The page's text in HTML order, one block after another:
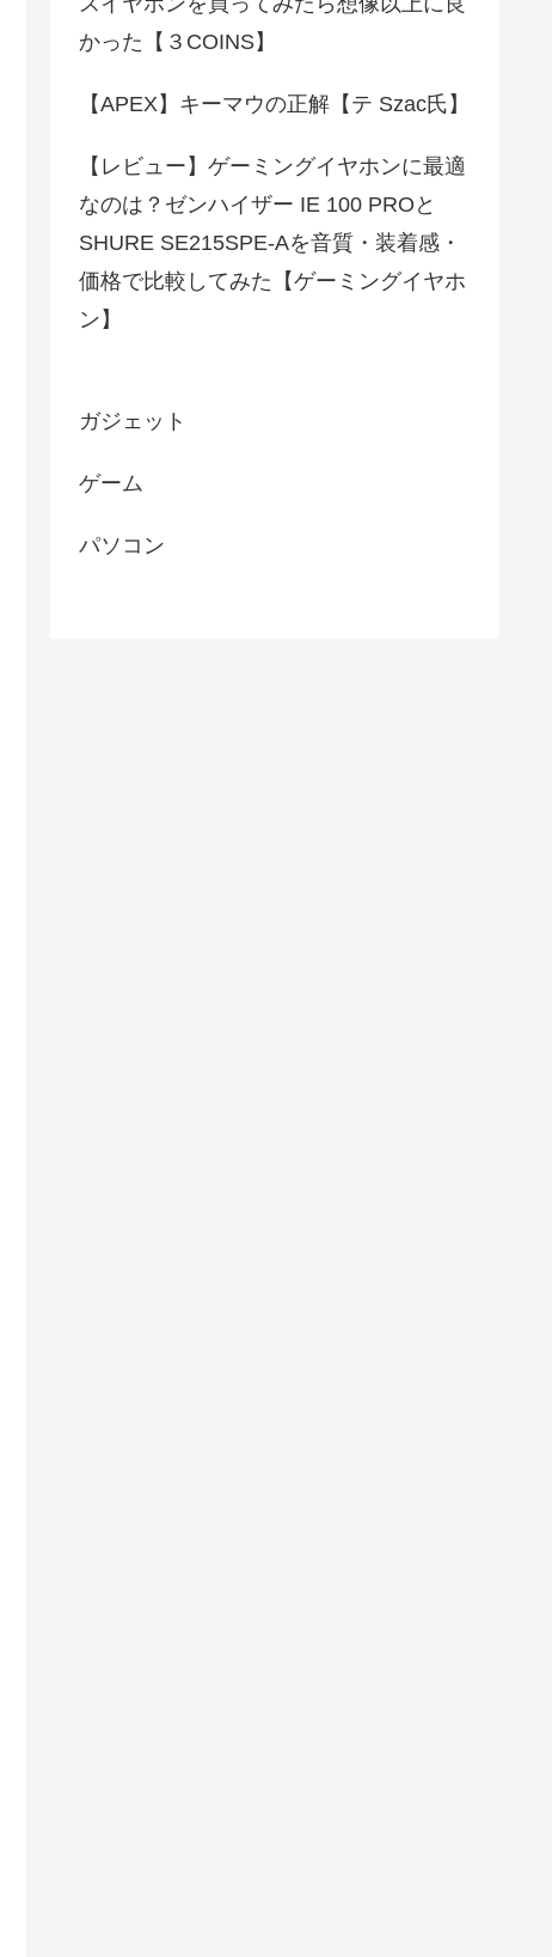
かった【３COINS】
【APEX】キーマウの正解【テ Szac氏】
【レビュー】ゲーミングイヤホンに最適
なのは？ゼンハイザー IE 100 PROと
SHURE SE215SPE-Aを音質・装着感・
価格で比較してみた【ゲーミングイヤホ
ン】
ガジェット
ゲーム
パソコン